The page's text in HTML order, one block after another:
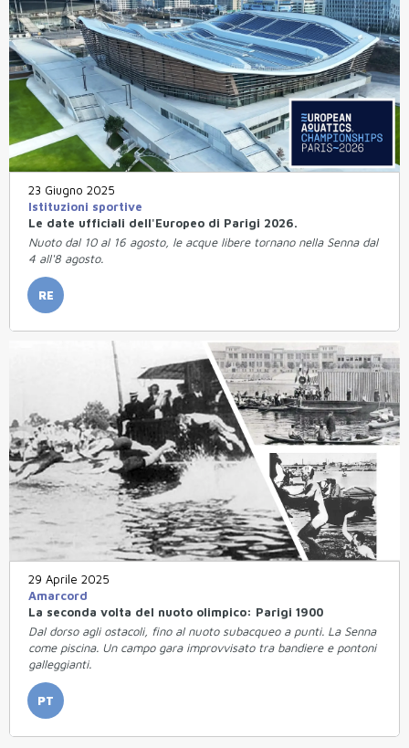
23 Giugno 2025
Istituzioni sportive
Le date ufficiali dell'Europeo di Parigi 2026.
Nuoto dal 10 al 16 agosto, le acque libere tornano nella Senna dal
4 all'8 agosto.
RE
29 Aprile 2025
Amarcord
La seconda volta del nuoto olimpico: Parigi 1900
Dal dorso agli ostacoli, fino al nuoto subacqueo a punti. La Senna
come piscina. Un campo gara improvvisato tra bandiere e pontoni
galleggianti.
PT